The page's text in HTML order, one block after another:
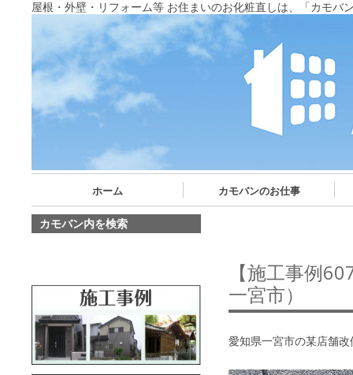
屋根・外壁・リフォーム等 お住まいのお化粧直しは、「カモバ
ホーム カモバンのお仕事
【施工事例
一宮市）
愛知県一宮市の某店舗
カモバン内を検索